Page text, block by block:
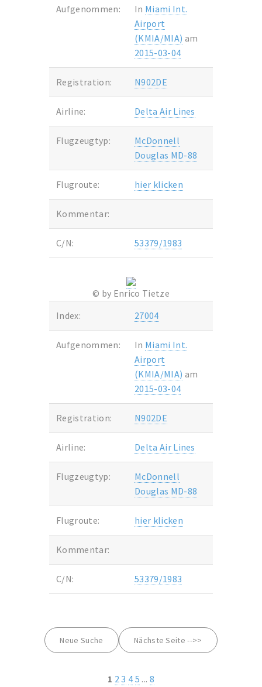
Aufgenommen: In Miami Int.
Airport
(KMIA/MIA) am
2015-03-04
Registration: N902DE
Airline: Delta Air Lines
Flugzeugtyp:
McDonnell
Douglas MD-88
Flugroute: hier klicken
Kommentar:
C/N: 53379/1983
© by Enrico Tietze
Index:
27004
Aufgenommen: In Miami Int.
Airport
(KMIA/MIA) am
2015-03-04
Registration: N902DE
Airline: Delta Air Lines
Flugzeugtyp:
McDonnell
Douglas MD-88
Flugroute: hier klicken
Kommentar:
C/N: 53379/1983
Neue Suche Nächste Seite -->>
1 2 3 4 5 ... 8